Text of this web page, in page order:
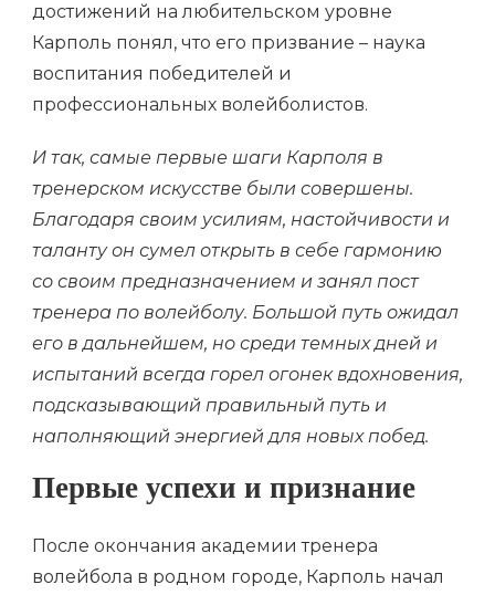
достижений на любительском уровне
Карполь понял, что его призвание – наука
воспитания победителей и
профессиональных волейболистов.
И так, самые первые шаги Карполя в
тренерском искусстве были совершены.
Благодаря своим усилиям, настойчивости и
таланту он сумел открыть в себе гармонию
со своим предназначением и занял пост
тренера по волейболу. Большой путь ожидал
его в дальнейшем, но среди темных дней и
испытаний всегда горел огонек вдохновения,
подсказывающий правильный путь и
наполняющий энергией для новых побед.
Первые успехи и признание
После окончания академии тренера
волейбола в родном городе, Карполь начал